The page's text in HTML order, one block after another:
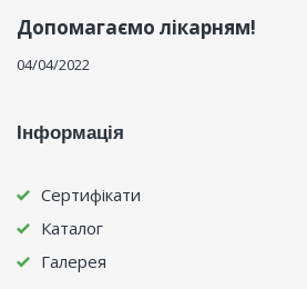
Допомагаємо лікарням!
04/04/2022
Інформація
Сертифікати
Каталог
Галерея